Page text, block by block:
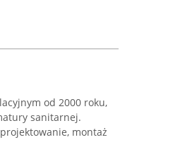
od 2000 roku,
sanitarnej.
montaż